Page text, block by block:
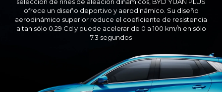
ofrece un diseño deportivo y aerodinámico. Su diseño
aerodinámico superior reduce el coeficiente de resistencia
a tan sólo 0.29 Cd y puede acelerar de 0 a 100 km/h en sólo
7.3 segundos